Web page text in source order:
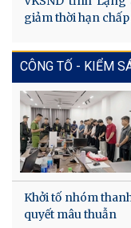
giảm thời hạn
CÔNG TỐ - KIỂM
Khởi tố nhóm
quyết mâu thuẫn